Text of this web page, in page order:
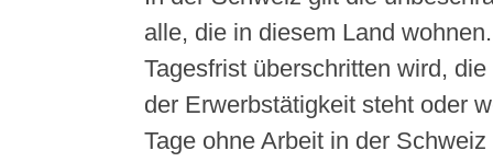
alle, die in diesem Land
Tagesfrist überschritten wird,
der Erwerbstätigkeit steht oder
Tage ohne Arbeit in der